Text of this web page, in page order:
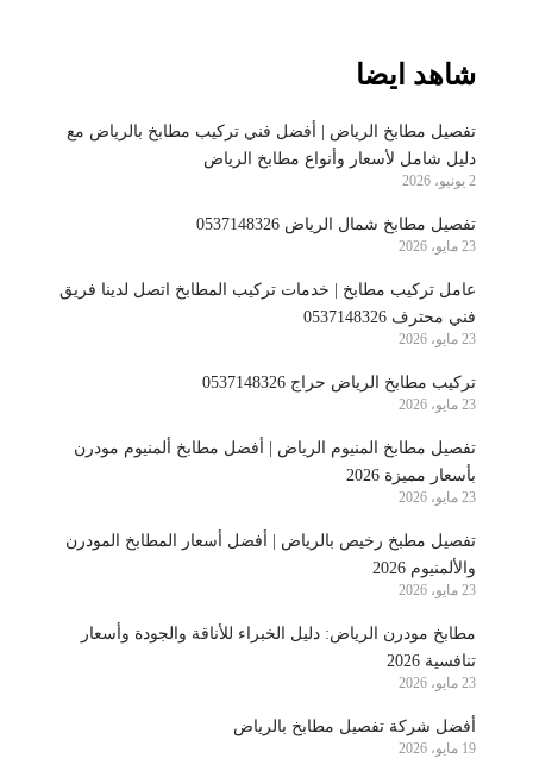
شاهد ايضا
تفصيل مطابخ الرياض | أفضل فني تركيب مطابخ بالرياض مع
دليل شامل لأسعار وأنواع مطابخ الرياض
2 يونيو، 2026
تفصيل مطابخ شمال الرياض 0537148326
23 مايو، 2026
عامل تركيب مطابخ | خدمات تركيب المطابخ اتصل لدينا فريق
فني محترف 0537148326
23 مايو، 2026
تركيب مطابخ الرياض حراج 0537148326
23 مايو، 2026
تفصيل مطابخ المنيوم الرياض | أفضل مطابخ ألمنيوم مودرن
بأسعار مميزة 2026
23 مايو، 2026
تفصيل مطبخ رخيص بالرياض | أفضل أسعار المطابخ المودرن
والألمنيوم 2026
23 مايو، 2026
مطابخ مودرن الرياض: دليل الخبراء للأناقة والجودة وأسعار
تنافسية 2026
23 مايو، 2026
أفضل شركة تفصيل مطابخ بالرياض
19 مايو، 2026